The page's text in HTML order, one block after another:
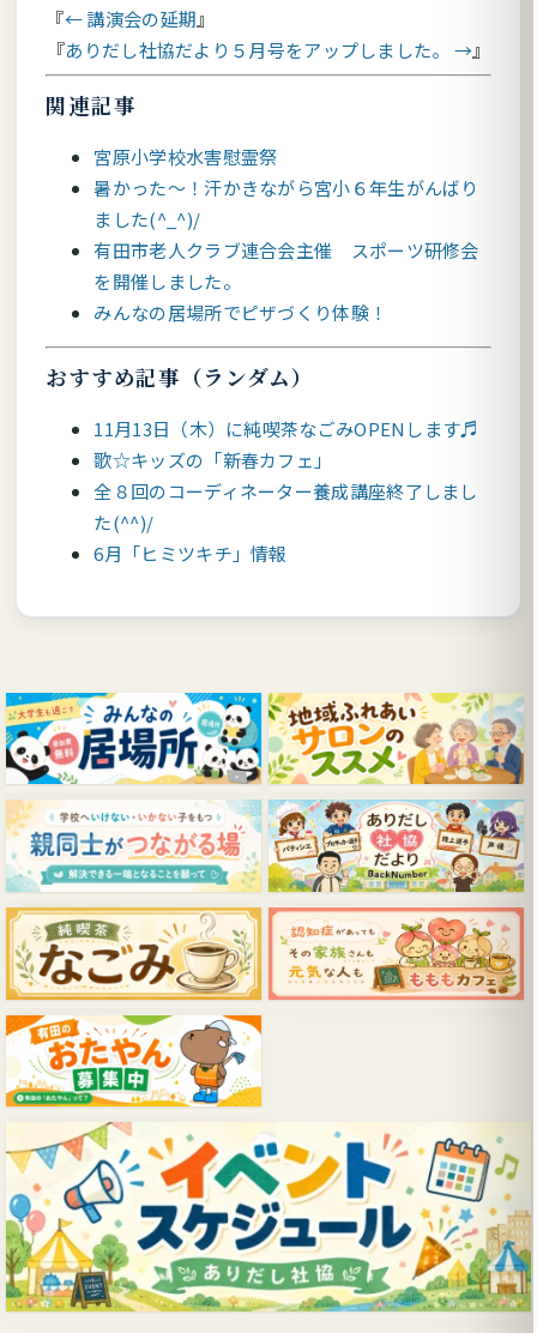
← 講演会の延期
ありだし社協だより５月号をアップしました。 →
関連記事
宮原小学校水害慰霊祭
暑かった～！汗かきながら宮小６年生がんばり
ました(^_^)/
有田市老人クラブ連合会主催 スポーツ研修会
を開催しました。
みんなの居場所でピザづくり体験！
おすすめ記事（ランダム）
11月13日（木）に純喫茶なごみOPENします♬
歌☆キッズの「新春カフェ」
全８回のコーディネーター養成講座終了しまし
た(^^)/
6月「ヒミツキチ」情報